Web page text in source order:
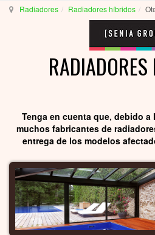
Radiadores Radiadores híbridos
RADIADORES
Tenga en cuenta que, debido
muchos fabricantes de
entrega de los modelos